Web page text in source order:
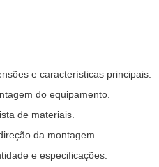
e características principais.
do equipamento.
de materiais.
da montagem.
e especificações.